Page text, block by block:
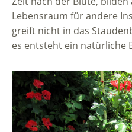
Lebensraum für andere
greift nicht in das
es entsteht ein natürliche